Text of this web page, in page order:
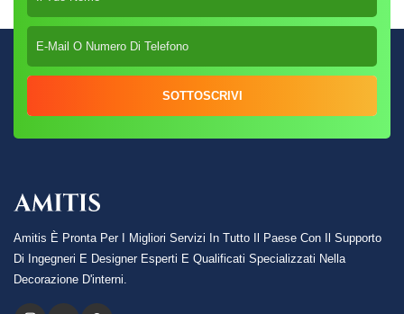
SOTTOSCRIVI
Amitis È Pronta Per I Migliori Servizi In Tutto Il Paese Con Il Supporto
Di Ingegneri E Designer Esperti E Qualificati Specializzati Nella
Decorazione D'interni.